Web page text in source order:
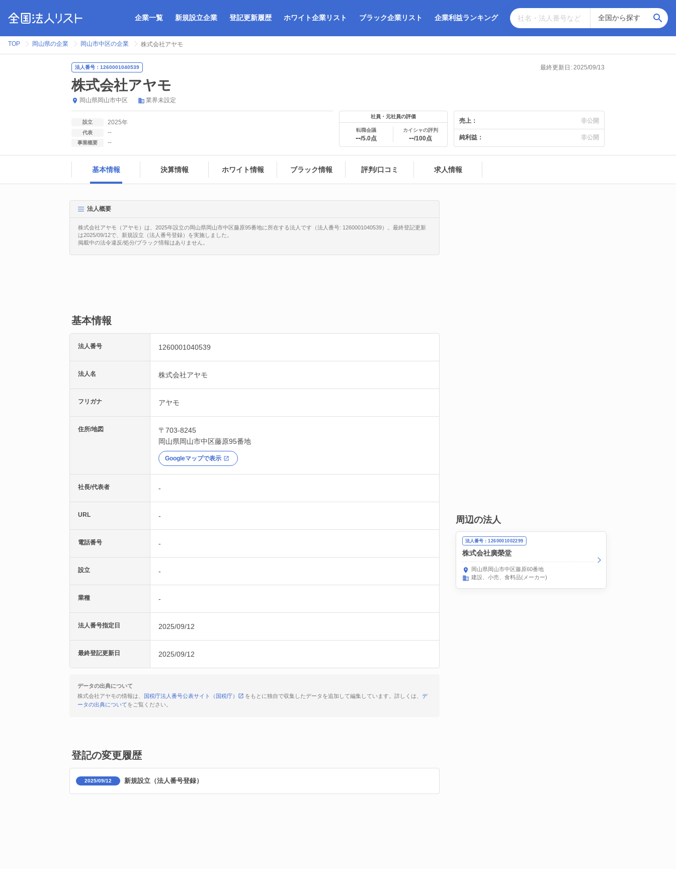
企業一覧 新規設立企業 登記更新履歴 ホワイト企業リスト ブラック企業リスト 企業利益ランキング
TOP 岡山県の企業 岡山市中区の企業 株式会社アヤモ
法人番号：1260001040539 最終更新日: 2025/09/13
株式会社アヤモ
岡山県岡山市中区 業界未設定
設立 2025年
代表 --
事業概要 --
社員・元社員の評価
転職会議
--/5.0点
カイシャの評判
--/100点
売上： 非公開
純利益： 非公開
基本情報 決算情報 ホワイト情報 ブラック情報 評判/口コミ 求人情報
法人概要
株式会社アヤモ（アヤモ）は、2025年設立の岡山県岡山市中区藤原95番地に所在する法人です（法人番号: 1260001040539）。最終登記更新
は2025/09/12で、新規設立（法人番号登録）を実施しました。
掲載中の法令違反/処分/ブラック情報はありません。
基本情報
法人番号 1260001040539
法人名 株式会社アヤモ
フリガナ アヤモ
住所/地図
〒703-8245
岡山県岡山市中区藤原95番地
Googleマップで表示
社長/代表者 -
URL -
電話番号 -
設立 -
業種 -
法人番号指定日 2025/09/12
最終登記更新日 2025/09/12
データの出典について
株式会社アヤモの情報は、
国税庁法人番号公表サイト（国税庁） をもとに独自で収集したデータを追加して編集しています。詳しくは、 デ
ータの出典についてをご覧ください。
登記の変更履歴
2025/09/12 新規設立（法人番号登録）
周辺の法人
法人番号：1260001002299
株式会社廣榮堂
岡山県岡山市中区藤原60番地
建設
小売 食料品(メーカー)